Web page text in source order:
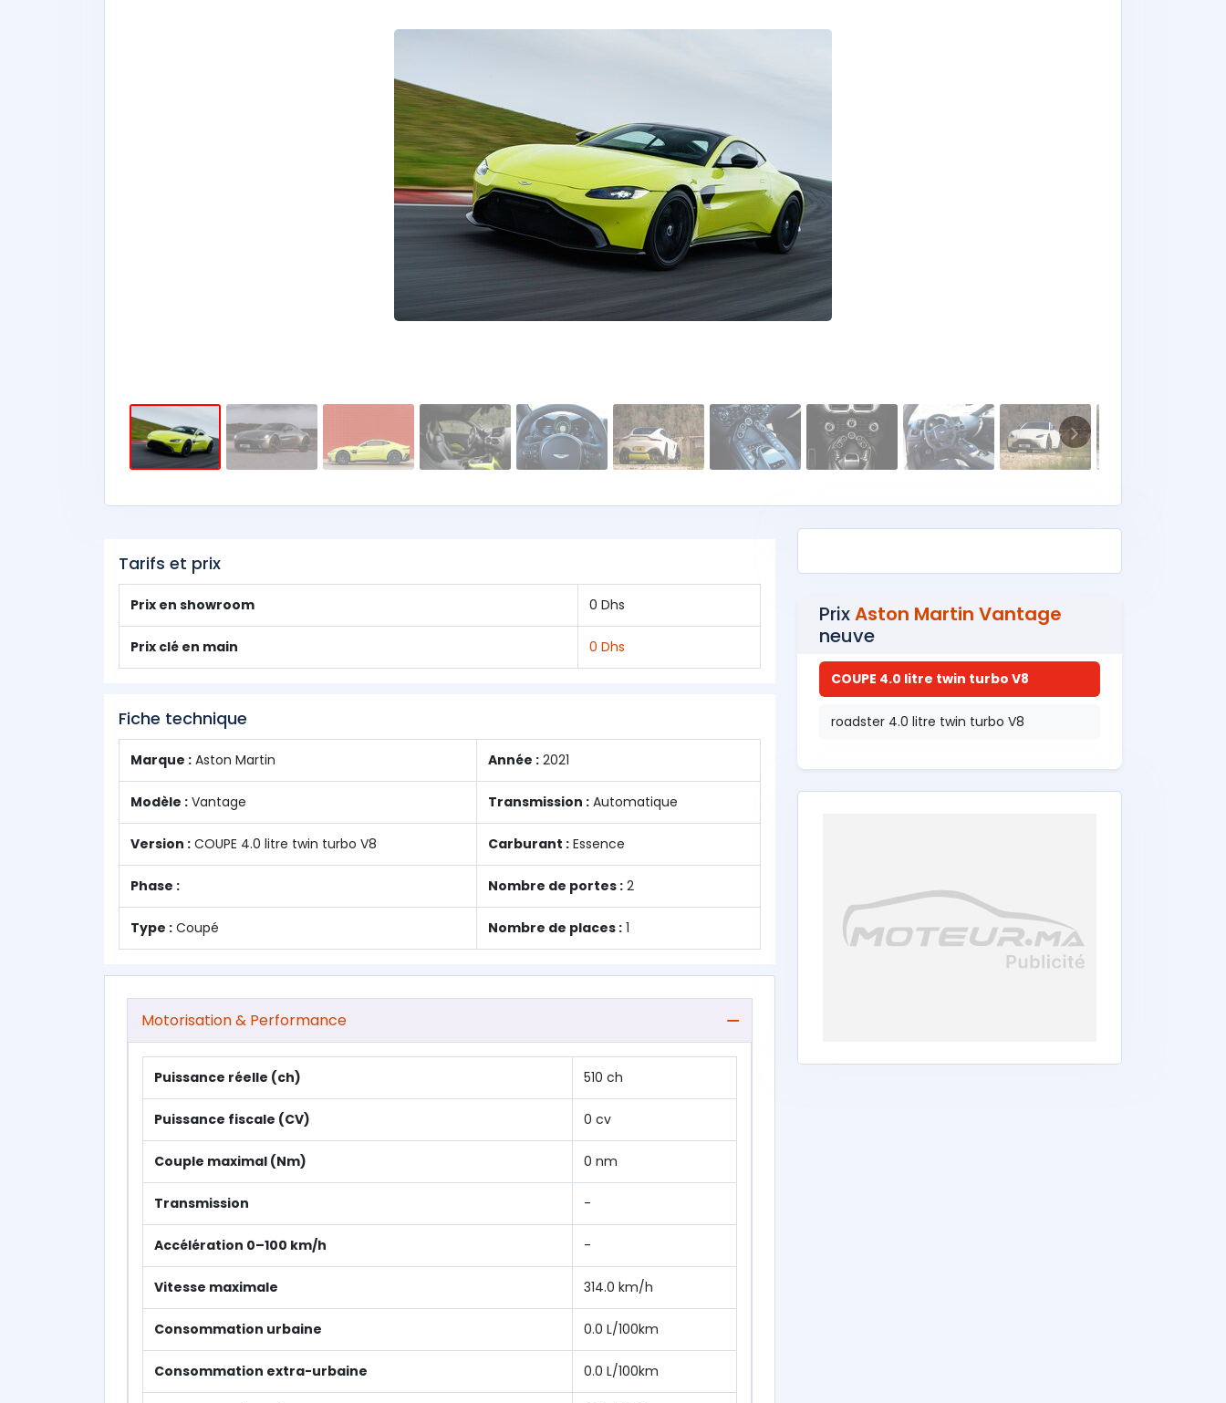
Tarifs et prix
Prix en showroom 0 Dhs
Prix clé en main 0 Dhs
Fiche technique
Marque : Aston Martin Année : 2021
Modèle : Vantage Transmission : Automatique
Version : COUPE 4.0 litre twin turbo V8 Carburant : Essence
Phase : Nombre de portes : 2
Type : Coupé Nombre de places : 1
Motorisation & Performance
Puissance réelle (ch) 510 ch
Puissance fiscale (CV) 0 cv
Couple maximal (Nm) 0 nm
Transmission -
Accélération 0–100 km/h -
Vitesse maximale 314.0 km/h
Consommation urbaine 0.0 L/100km
Consommation extra-urbaine 0.0 L/100km
PrixAston Martin Vantage
neuve
COUPE 4.0 litre twin turbo V8
roadster 4.0 litre twin turbo V8